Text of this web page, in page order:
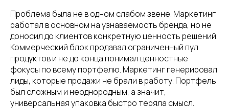
Проблема была не в одном слабом звене. Маркетинг
работал в основном на узнаваемость бренда, но не
доносил до клиентов конкретную ценность решений.
Коммерческий блок продавал ограниченный пул
продуктов и не до конца понимал ценностные
фокусы по всему портфелю. Маркетинг генерировал
лиды, которые продажи не брали в работу. Портфель
был сложным и неоднородным, а значит,
универсальная упаковка быстро теряла смысл.